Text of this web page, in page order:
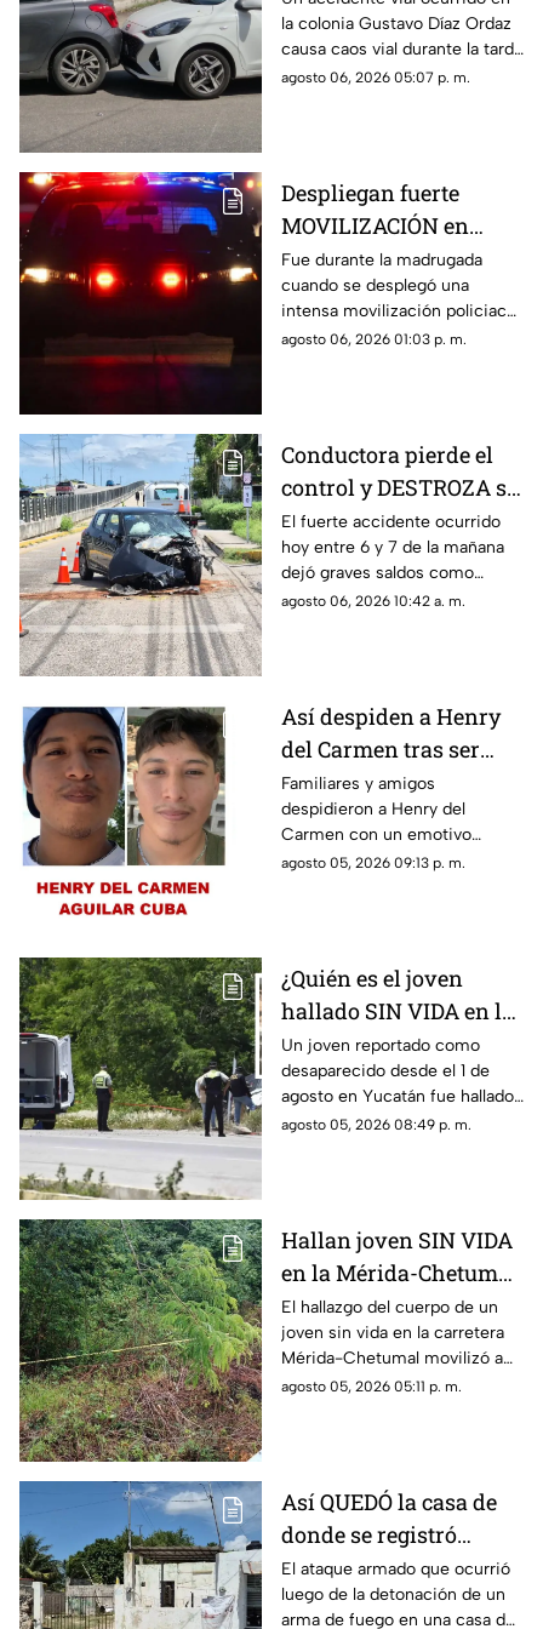
CAOS VIAL este jueves
la colonia Gustavo Díaz Ordaz
causa caos vial durante la tarde
de este jueves 6 de agosto,
agosto 06, 2026 05:07 p. m.
Despliegan fuerte
MOVILIZACIÓN en
Progreso tras
PELIGROSO
HALLAZGO; esto
encontraron
Fue durante la madrugada
cuando se desplegó una
intensa movilización policiaca
en Progreso, luego de
agosto 06, 2026 01:03 p. m.
Conductora pierde el
control y DESTROZA su
auto; así fue el FUERTE
ACCIDENTE HOY en
Temozón Norte, Mérida
El fuerte accidente ocurrido
hoy entre 6 y 7 de la mañana
dejó graves saldos como
consecuencia en la zona de
agosto 06, 2026 10:42 a. m.
Así despiden a Henry
del Carmen tras ser
hallado sin vida en la
Mérida-Chetumal tras
varios días
desaparecido
Familiares y amigos
despidieron a Henry del
Carmen con un emotivo
mensaje en redes sociales tras
agosto 05, 2026 09:13 p. m.
¿Quién es el joven
hallado SIN VIDA en la
Mérida-Chetumal? Esto
se sabe
Un joven reportado como
desaparecido desde el 1 de
agosto en Yucatán fue hallado
sin vida en la carretera Mérida-
agosto 05, 2026 08:49 p. m.
Hallan joven SIN VIDA
en la Mérida-Chetumal;
el mal olor alertó a los
automovilistas
El hallazgo del cuerpo de un
joven sin vida en la carretera
Mérida-Chetumal movilizó a
las autoridades durante este
agosto 05, 2026 05:11 p. m.
Así QUEDÓ la casa de
donde se registró
anoche ocurrió un
ATAQUE ARM4DO y
El ataque armado que ocurrió
luego de la detonación de un
arma de fuego en una casa de